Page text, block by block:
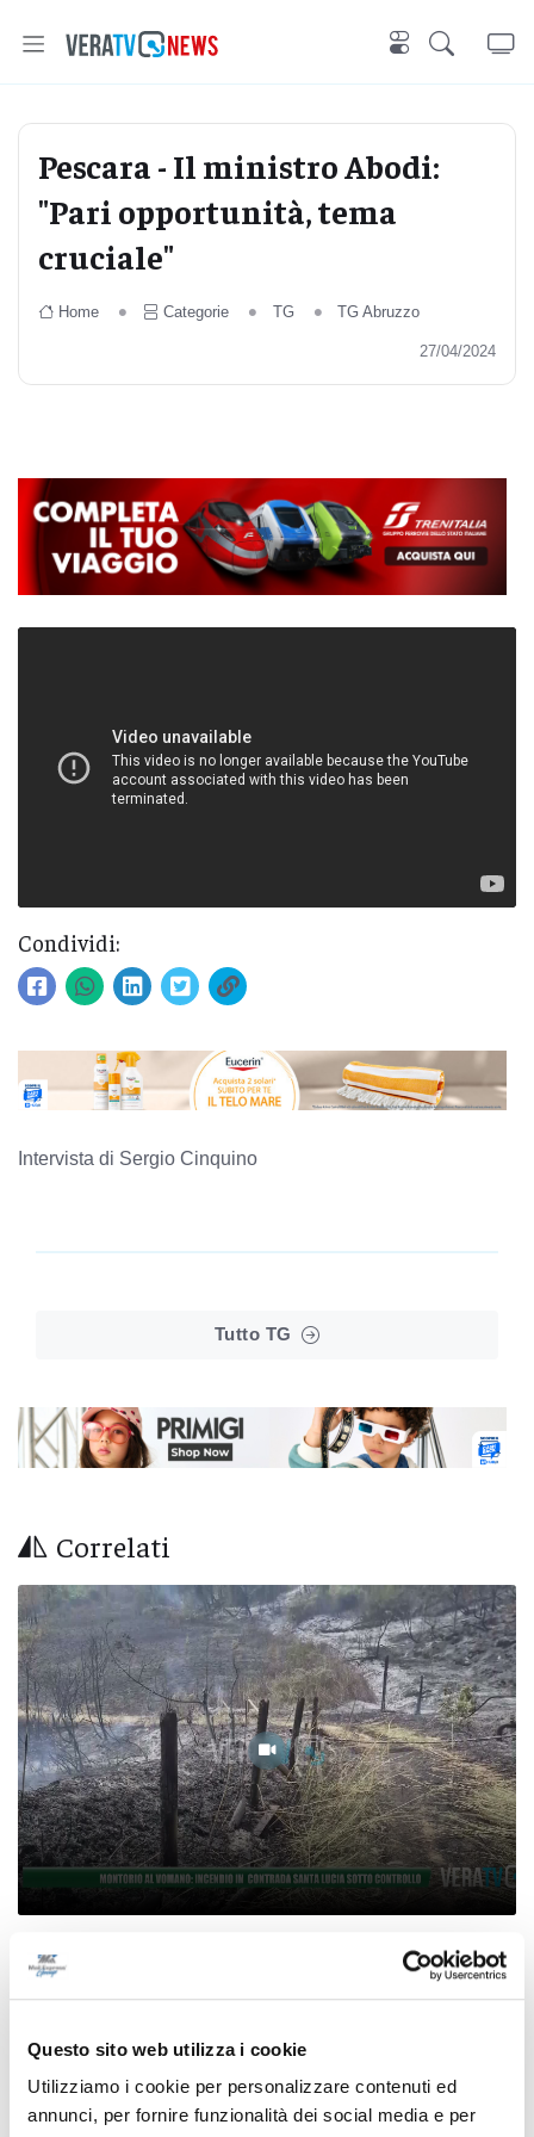
Questo sito web utilizza i cookie
Utilizziamo i cookie per personalizzare contenuti ed
annunci, per fornire funzionalità dei social media e per
Pescara - Il ministro Abodi:
"Pari opportunità, tema
cruciale"
Home Categorie TG TG Abruzzo
27/04/2024
Condividi:
Intervista di Sergio Cinquino
Tutto TG
Correlati
Montorio al Vomano: incendio in contrada
Santa Lucia sotto controllo